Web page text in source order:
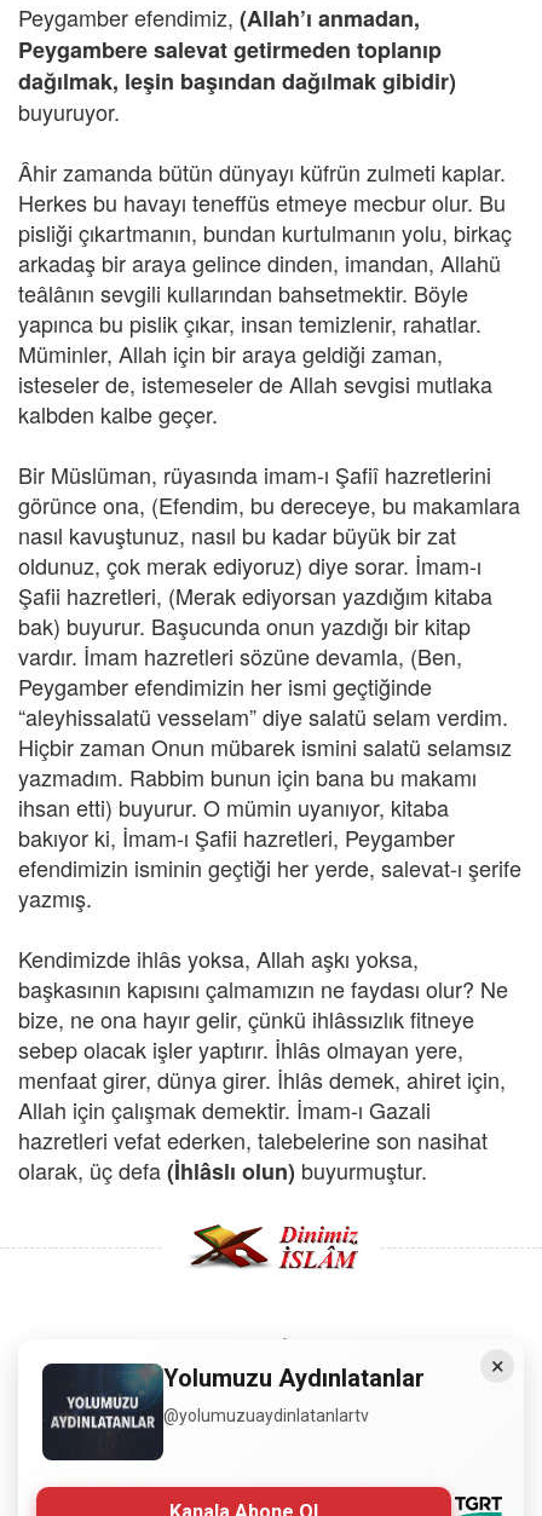
Peygamber efendimiz, (Allah’ı anmadan,
Peygambere salevat getirmeden toplanıp
dağılmak, leşin başından dağılmak gibidir)
buyuruyor.
Âhir zamanda bütün dünyayı küfrün zulmeti kaplar.
Herkes bu havayı teneffüs etmeye mecbur olur. Bu
pisliği çıkartmanın, bundan kurtulmanın yolu, birkaç
arkadaş bir araya gelince dinden, imandan, Allahü
teâlânın sevgili kullarından bahsetmektir. Böyle
yapınca bu pislik çıkar, insan temizlenir, rahatlar.
Müminler, Allah için bir araya geldiği zaman,
isteseler de, istemeseler de Allah sevgisi mutlaka
kalbden kalbe geçer.
Bir Müslüman, rüyasında imam-ı Şafiî hazretlerini
görünce ona, (Efendim, bu dereceye, bu makamlara
nasıl kavuştunuz, nasıl bu kadar büyük bir zat
oldunuz, çok merak ediyoruz) diye sorar. İmam-ı
Şafii hazretleri, (Merak ediyorsan yazdığım kitaba
bak) buyurur. Başucunda onun yazdığı bir kitap
vardır. İmam hazretleri sözüne devamla, (Ben,
Peygamber efendimizin her ismi geçtiğinde
“aleyhissalatü vesselam” diye salatü selam verdim.
Hiçbir zaman Onun mübarek ismini salatü selamsız
yazmadım. Rabbim bunun için bana bu makamı
ihsan etti) buyurur. O mümin uyanıyor, kitaba
bakıyor ki, İmam-ı Şafii hazretleri, Peygamber
efendimizin isminin geçtiği her yerde, salevat-ı şerife
yazmış.
Kendimizde ihlâs yoksa, Allah aşkı yoksa,
başkasının kapısını çalmamızın ne faydası olur? Ne
bize, ne ona hayır gelir, çünkü ihlâssızlık fitneye
sebep olacak işler yaptırır. İhlâs olmayan yere,
menfaat girer, dünya girer. İhlâs demek, ahiret için,
Allah için çalışmak demektir. İmam-ı Gazali
hazretleri vefat ederken, talebelerine son nasihat
olarak, üç defa(İhlâslı olun) buyurmuştur.
Copyright © 2008 - Dinimiz İslam. Her Hakkı Saklıdır.
Sitemizdeki bilgiler, bütün insanların istifadesi için
hazırlanmıştır. Orijinaline sadık kalmak şartıyla, izin
almaya gerek kalmadan, herkes istediği gibi alıp istifade
edebilir.
×
Yolumuzu Aydınlatanlar
@yolumuzuaydinlatanlartv
Kanala Abone Ol